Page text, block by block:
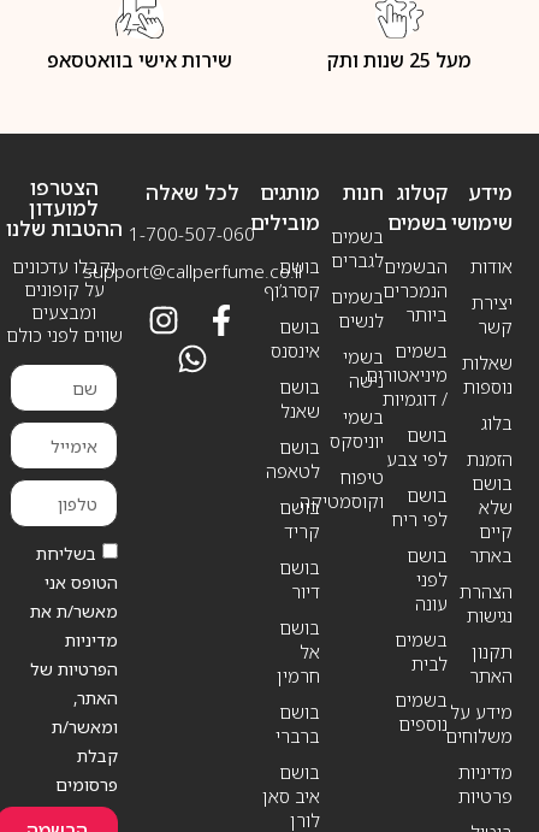
מעל 25 שנות ותק שירות אישי בוואטסאפ
מידע
שימושי
אודות
יצירת
קשר
שאלות
נוספות
בלוג
הזמנת
בושם
שלא
קיים
באתר
הצהרת
נגישות
תקנון
האתר
מידע על
משלוחים
מדיניות
פרטיות
חנות
בשמים
לגברים
בשמים
לנשים
בשמי
נישה
בשמי
יוניסקס
טיפוח
וקוסמטיקה
קטלוג
בשמים
הבשמים
הנמכרים
ביותר
בשמים
מיניאטורים
/ דוגמיות
בושם
לפי צבע
בושם
לפי ריח
בושם
לפני
עונה
בשמים
לבית
בשמים
נוספים
מותגים
מובילים
בושם
קסרג’וף
בושם
אינסנס
בושם
שאנל
בושם
לטאפה
בושם
קריד
בושם
דיור
בושם
אל
חרמין
בושם
ברברי
בושם
איב סאן
לורן
לכל שאלה
1-700-507-060
support@callperfume.co.il
הצטרפו
למועדון
ההטבות שלנו
וקבלו עדכונים
על קופונים
ומבצעים
שווים לפני כולם
בשליחת
הטופס אני
מאשר/ת את
מדיניות
הפרטיות של
האתר,
ומאשר/ת
קבלת
פרסומים